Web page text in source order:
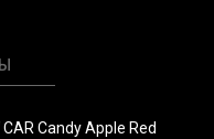
Candy Apple Red